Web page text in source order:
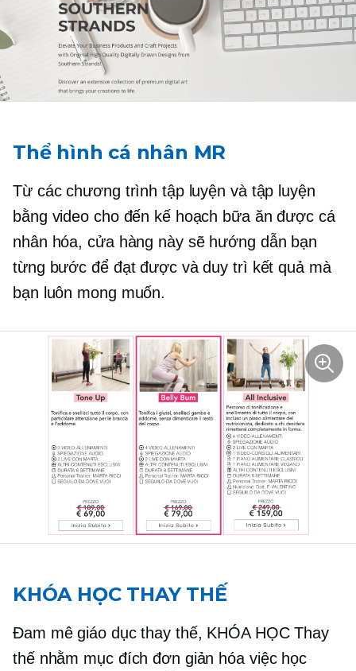
Thể hình cá nhân MR
Từ các chương trình tập luyện và tập luyện
bằng video cho đến kế hoạch bữa ăn được cá
nhân hóa, cửa hàng này sẽ hướng dẫn bạn
từng bước để đạt được và duy trì kết quả mà
bạn luôn mong muốn.
KHÓA HỌC THAY THẾ
Đam mê giáo dục thay thế, KHÓA HỌC Thay
thế nhằm mục đích đơn giản hóa việc học